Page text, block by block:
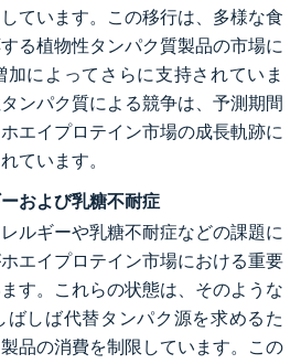
ています。この移行は、多様な食
る植物性タンパク質製品の市場に
によってさらに支持されていま
ンパク質による競争は、予測期間
エイプロテイン市場の成長軌跡に
ています。
および乳糖不耐症
ルギーや乳糖不耐症などの課題に
エイプロテイン市場における重要
す。これらの状態は、そのような
しば代替タンパク源を求めるた
品の消費を制限しています。この